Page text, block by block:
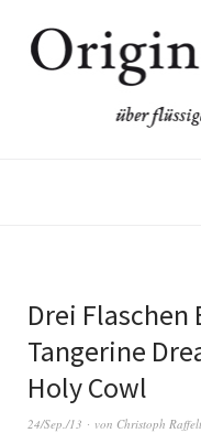
Drei Flaschen
Tangerine
Holy Cowl
24/Sep./13 von Christoph Raffelt